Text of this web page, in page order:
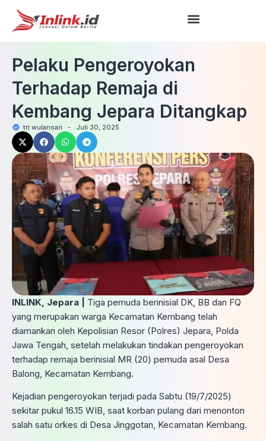
Pelaku Pengeroyokan
Terhadap Remaja di
Kembang Jepara Ditangkap
tri wulansari - Juli 30, 2025
INLINK, Jepara |
Tiga pemuda berinisial DK, BB dan FQ
yang merupakan warga Kecamatan Kembang telah
diamankan oleh Kepolisian Resor (Polres) Jepara, Polda
Jawa Tengah, setelah melakukan tindakan pengeroyokan
terhadap remaja berinisial MR (20) pemuda asal Desa
Balong, Kecamatan Kembang.
Kejadian pengeroyokan terjadi pada Sabtu (19/7/2025)
sekitar pukul 16.15 WIB, saat korban pulang dari menonton
salah satu orkes di Desa Jinggotan, Kecamatan Kembang.